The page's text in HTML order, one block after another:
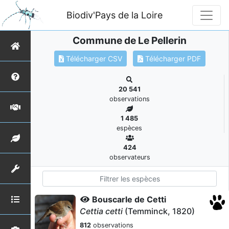
Biodiv'Pays de la Loire
Commune de Le Pellerin
Télécharger CSV Télécharger PDF
20 541
observations
1 485
espèces
424
observateurs
Bouscarle de Cetti
Cettia cetti (Temminck, 1820)
812 observations